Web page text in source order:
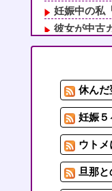
妊娠中の私
彼女が中古
子供達のリ
なぜイベ
朝6時くら
妊娠５ヶ
休んだ
妊娠５
ウト
旦那と